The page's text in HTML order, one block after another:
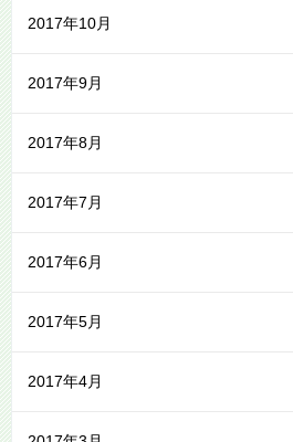
2017年10月
2017年9月
2017年8月
2017年7月
2017年6月
2017年5月
2017年4月